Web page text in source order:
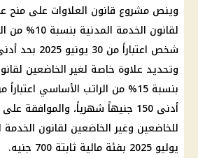
وينص مشروع قانون العلاوات على منح
لقانون الخدمة
وتحديد علاوة خاصة لغير الخاضعين
أدنى 150 جنيهاً شهرياً، والموافقة
للخاضعين وغير الخاضعين لقانون الخدمة
يوليو 2025 بفئة مالية ثابتة 700 جنيه.